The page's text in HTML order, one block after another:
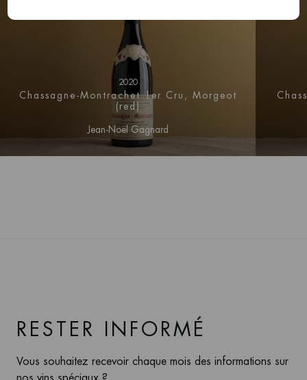
2020
Chassagne-Montrachet 1er Cru, Morgeot
(red)
Jean-Noël Gagnard
RESTER INFORMÉ
Vous souhaitez recevoir chaque mois des informations sur